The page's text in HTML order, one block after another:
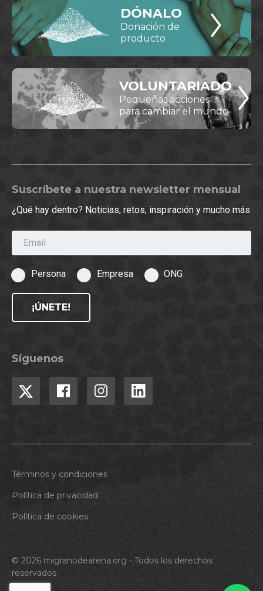
DÓNALO
Donación de
producto
VOLUNTARIADO
Pequeñas acciones
para cambiar el mundo
Suscríbete a nuestra newsletter mensual
¿Qué hay dentro? Noticias, retos, inspiración y mucho más
Email
Persona Empresa ONG
¡ÚNETE!
Síguenos
© 2026 migranodearena.org - Todos los derechos
reservados
Términos y condiciones
Política de privacidad
Política de cookies